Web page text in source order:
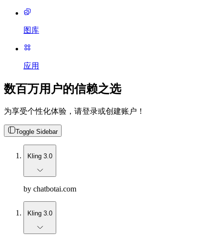
图库
应用
数百万用户的信赖之选
为享受个性化体验，请登录或创建账户！
Toggle Sidebar
Kling 3.0
by chatbotai.com
Kling 3.0